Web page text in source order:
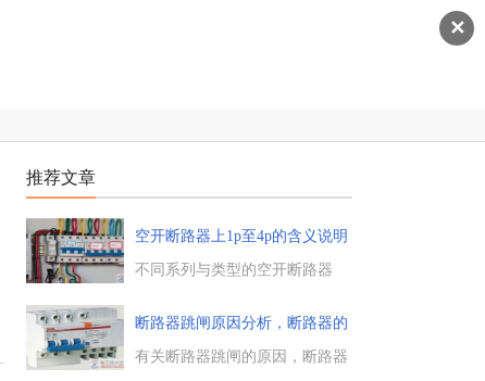
✕
推荐文章
空开断路器上1p至4p的含义说明
不同系列与类型的空开断路器
些还会有3P、4P标志，那么空开
断路器上1P、2P、3P、4P的含义
是什么，电工天下小编带大家来
断路器跳闸原因分析，断路器的
作用
有关断路器跳闸的原因，断路器